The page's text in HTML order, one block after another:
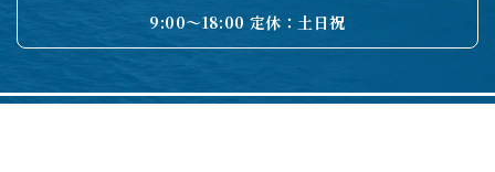
9:00〜18:00 定休：土日祝